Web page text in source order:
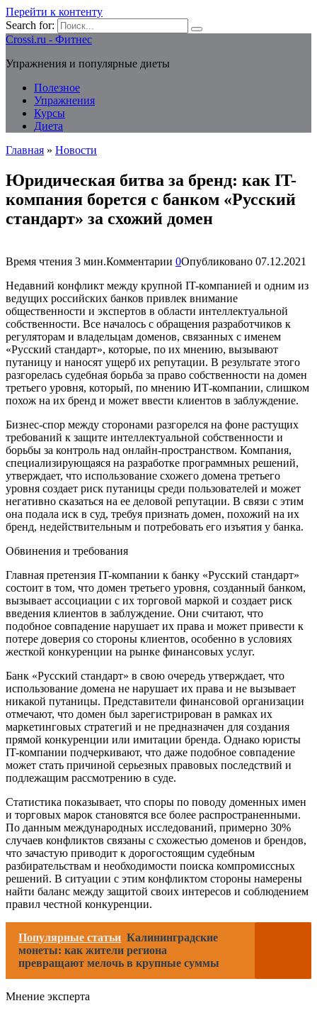
Перейти к контенту
Search for:
Crossi.ru - Фитнес
Упражнения и популярные диеты
Полезное
Упражнения
Курсы
Диета
Главная » Новости
Юридическая битва за бренд: как IT-
компания борется с банком «Русский
стандарт» за схожий домен
Время чтения 3 мин.Комментарии 0Опубликовано 07.12.2021
Недавний конфликт между крупной IT-компанией и одним из
ведущих российских банков привлек внимание
общественности и экспертов в области интеллектуальной
собственности. Все началось с обращения разработчиков к
регуляторам и владельцам доменов, связанных с именем
«Русский стандарт», которые, по их мнению, вызывают
путаницу и наносят ущерб их репутации. В результате этого
разгорелась судебная борьба за право собственности на домен
третьего уровня, который, по мнению ИТ-компании, слишком
похож на их бренд и может ввести клиентов в заблуждение.
Бизнес-спор между сторонами разгорелся на фоне растущих
требований к защите интеллектуальной собственности и
борьбы за контроль над онлайн-пространством. Компания,
специализирующаяся на разработке программных решений,
утверждает, что использование схожего домена третьего
уровня создает риск путаницы среди пользователей и может
негативно сказаться на ее деловой репутации. В связи с этим
она подала иск в суд, требуя признать домен, похожий на их
бренд, недействительным и потребовать его изъятия у банка.
Обвинения и требования
Главная претензия IT-компании к банку «Русский стандарт»
состоит в том, что домен третьего уровня, созданный банком,
вызывает ассоциации с их торговой маркой и создает риск
введения клиентов в заблуждение. Они считают, что
подобное совпадение нарушает их права и может привести к
потере доверия со стороны клиентов, особенно в условиях
жесткой конкуренции на рынке финансовых услуг.
Банк «Русский стандарт» в свою очередь утверждает, что
использование домена не нарушает их права и не вызывает
никакой путаницы. Представители финансовой организации
отмечают, что домен был зарегистрирован в рамках их
маркетинговых стратегий и не предназначен для создания
прямой конкуренции или имитации бренда. Однако юристы
IT-компании подчеркивают, что даже подобное совпадение
может стать причиной серьезных правовых последствий и
подлежащим рассмотрению в суде.
Статистика показывает, что споры по поводу доменных имен
и торговых марок становятся все более распространенными.
По данным международных исследований, примерно 30%
случаев конфликтов связаны с схожестью доменов и брендов,
что зачастую приводит к дорогостоящим судебным
разбирательствам и необходимости поиска компромиссных
решений. В ситуации с этим конфликтом стороны намерены
найти баланс между защитой своих интересов и соблюдением
правил честной конкуренции.
Популярные статьи Калининградские
монеты: как жители региона
превращают мелочь в крупные суммы
Мнение эксперта